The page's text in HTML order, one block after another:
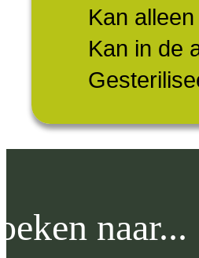
Kan
Kan in de
naar...